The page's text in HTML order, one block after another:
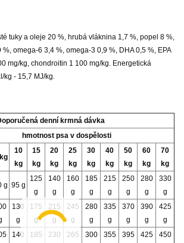
tuky a oleje 20 %, hrubá vláknina 1,7 %, popel 8 %,
omega-6 3,4 %, omega-3 0,9 %, DHA 0,5 %, EPA
mg/kg, chondroitin 1 100 mg/kg. Energetická
kg - 15,7 MJ/kg.
denní krmná dávka
hmotnost psa v dospělosti
10
kg
15
kg
20
kg
25
kg
30
kg
40
kg
50
kg
60
kg
70
kg
g 95 g
125
g
140
g
160
g
185
g
215
g
250
g
280
g
330
g
130
g
175
g
215
g
245
g
280
g
335
g
370
g
390
g
425
g
140
185
230
265
300
355
395
425
450